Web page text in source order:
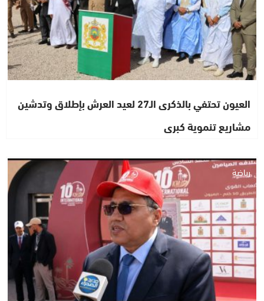
العيون تحتفي بالذكرى الـ27 لعيد العرش بإطلاق وتدشين
مشاريع تنموية كبرى
رياضة